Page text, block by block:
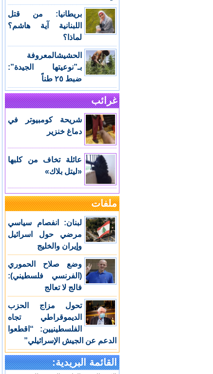
بريطانيا: من قتل
اللبنانية آية هاشم؟
لماذا؟
الحشيشالمعروفة
بـ”نوعيتها الجيدة”:
ضبط ٢٥ طناً
غرائب
شريحة كومبيوتر في
دماغ خنزير
عائلة تخاف من كلبها
«ليتل بلاك»
ملفات
لبنان: انفصام سياسي
مرضي حول اسرائيل
وإيران والخليج
وضع صلاح الحموري
(الفرنسي فلسطيني):
فالج لا تعالج
تحول مزاج الحزب
الديموقراطي تجاه
الفلسطينيين: “اقطعوا
الدعم عن الجيش الإسرائيلي”
القائمة البريدية: